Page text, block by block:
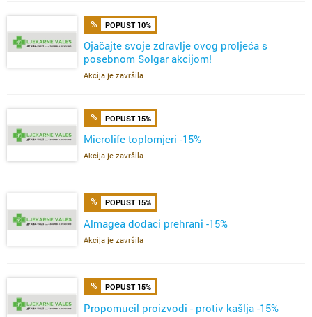
POPUST 10%
Ojačajte svoje zdravlje ovog proljeća s
posebnom Solgar akcijom!
Akcija je završila
POPUST 15%
Microlife toplomjeri -15%
Akcija je završila
POPUST 15%
Almagea dodaci prehrani -15%
Akcija je završila
POPUST 15%
Propomucil proizvodi - protiv kašlja -15%